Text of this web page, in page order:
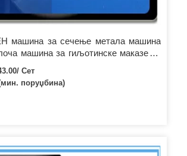
машина за сечење метала машина
машина за гиљотинске маказе за
Сет
поруџбина)